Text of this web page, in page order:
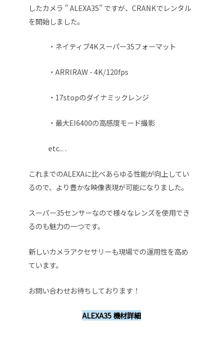
したカメラ ” ALEXA35” ですが、 CRANKでレンタル
を開始しました。
・ネイティブ4Kスーパー35フォーマット
・ARRIRAW - 4K/120fps
・17stopのダイナミックレンジ
・最大EI6400の高感度モード撮影
etc... .
これまでのALEXAに比べあらゆる性能が向上してい
るので、より豊かな映像表現が可能になりました。
スーパー35センサーなので様々なレンズを使用でき
るのも魅力の一つです。
新しいカメラアクセサリーも現場での運用性を高め
ています。
お問い合わせお待ちしております！
ALEXA35 機材詳細